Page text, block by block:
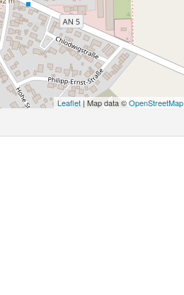
Leaflet | Map data ©OpenStreetMap